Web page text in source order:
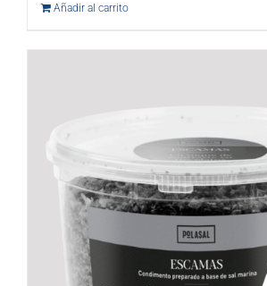
Añadir al carrito